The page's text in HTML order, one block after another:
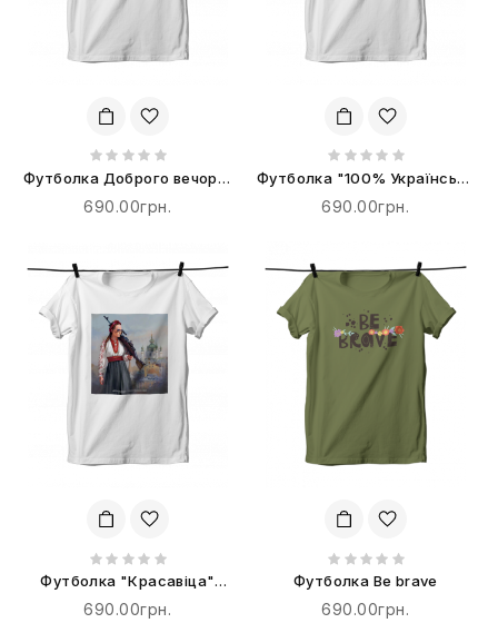
Футболка Доброго вечора,
ми з України
690.00грн.
Футболка "100% Українська
Бавовна"
690.00грн.
Футболка "Красавіца"
терпіти не буде!
690.00грн.
Футболка Be brave
690.00грн.